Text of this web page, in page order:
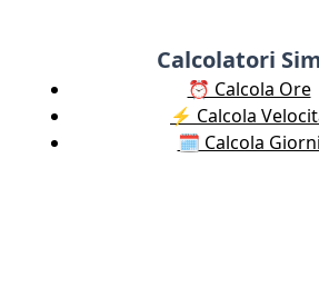
Calcolatori
⏰ Calcola Ore
⚡️ Calcola
🗓️ Calcola Giorni